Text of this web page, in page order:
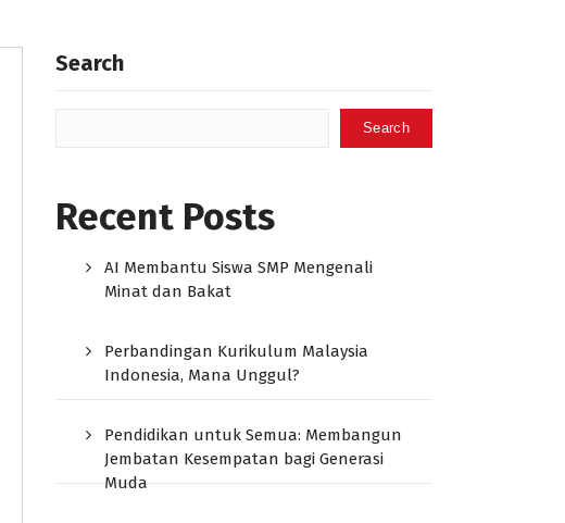
Search
Search
Recent Posts
AI Membantu Siswa SMP Mengenali
Minat dan Bakat
Perbandingan Kurikulum Malaysia
Indonesia, Mana Unggul?
Pendidikan untuk Semua: Membangun
Jembatan Kesempatan bagi Generasi
Muda